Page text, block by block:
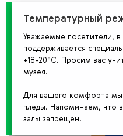
Подарочная
Музея» и
Температурный
Уважаемые посетители, в
поддерживается
+18-20°С. Просим вас
музея.
Для вашего комфорта
пледы. Напоминаем, что
залы запрещен.